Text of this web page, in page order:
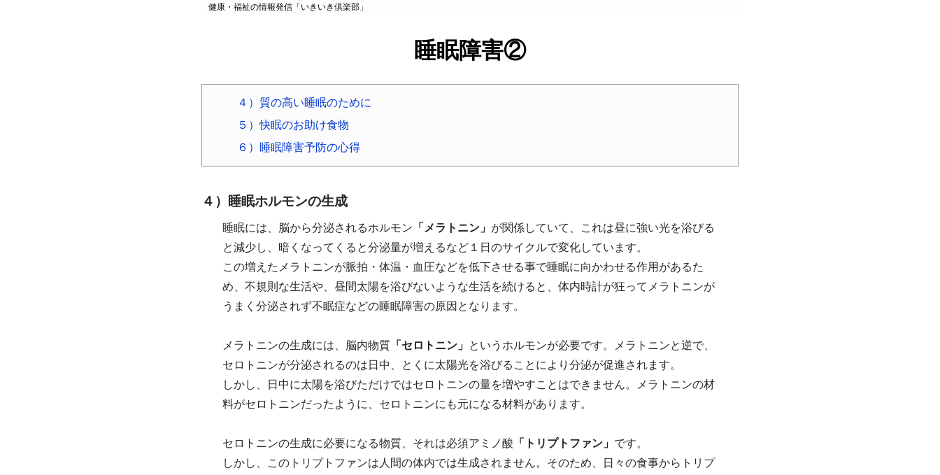
健康・福祉の情報発信「いきいき倶楽部」
睡眠障害②
４）質の高い睡眠のために
５）快眠のお助け食物
６）睡眠障害予防の心得
４）睡眠ホルモンの生成
睡眠には、脳から分泌されるホルモン 「メラトニン」 が関係していて、これは昼に強い光を浴びる
と減少し、暗くなってくると分泌量が増えるなど１日のサイクルで変化しています。
この増えたメラトニンが脈拍・体温・血圧などを低下させる事で睡眠に向かわせる作用があるた
め、不規則な生活や、昼間太陽を浴びないような生活を続けると、体内時計が狂ってメラトニンが
うまく分泌されず不眠症などの睡眠障害の原因となります。
メラトニンの生成には、脳内物質 「セロトニン」 というホルモンが必要です。メラトニンと逆で、
セロトニンが分泌されるのは日中、とくに太陽光を浴びることにより分泌が促進されます。
しかし、日中に太陽を浴びただけではセロトニンの量を増やすことはできません。メラトニンの材
料がセロトニンだったように、セロトニンにも元になる材料があります。
セロトニンの生成に必要になる物質、それは必須アミノ酸 「トリプトファン」 です。
しかし、このトリプトファンは人間の体内では生成されません。そのため、日々の食事からトリプ